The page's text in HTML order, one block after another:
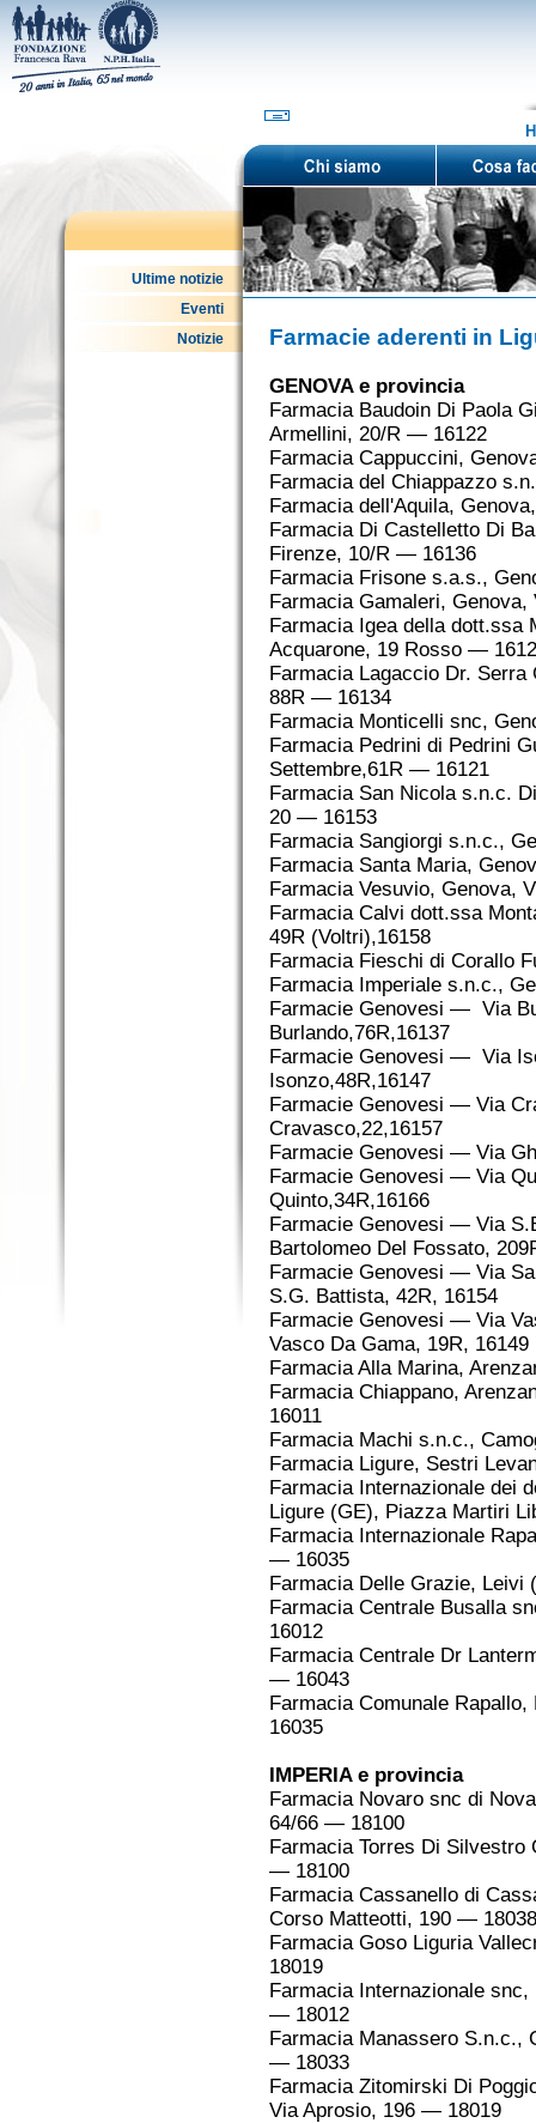
Ultime notizie
Eventi
Notizie
Farmacie aderenti in
GENOVA e provincia
Farmacia Baudoin Di Paola
Armellini, 20/R — 16122
Farmacia Cappuccini,
Farmacia del Chiappazzo
Farmacia dell'Aquila,
Farmacia Di Castelletto Di
Firenze, 10/R — 16136
Farmacia Frisone s.a.s.,
Farmacia Gamaleri,
Farmacia Igea della dott.ssa
Acquarone, 19 Rosso —
Farmacia Lagaccio Dr.
88R — 16134
Farmacia Monticelli snc,
Farmacia Pedrini di Pedrini
Settembre,61R — 16121
Farmacia San Nicola s.n.c.
20 — 16153
Farmacia Sangiorgi s.n.c.,
Farmacia Santa Maria,
Farmacia Vesuvio, Genova,
Farmacia Calvi dott.ssa
49R (Voltri),16158
Farmacia Fieschi di Corallo
Farmacia Imperiale s.n.c.,
Farmacie Genovesi — Via
Burlando,76R,16137
Farmacie Genovesi — Via
Isonzo,48R,16147
Farmacie Genovesi — Via
Cravasco,22,16157
Farmacie Genovesi — Via
Farmacie Genovesi — Via
Quinto,34R,16166
Farmacie Genovesi — Via
Bartolomeo Del Fossato,
Farmacie Genovesi — Via
S.G. Battista, 42R, 16154
Farmacie Genovesi — Via
Vasco Da Gama, 19R, 16149
Farmacia Alla Marina,
Farmacia Chiappano,
16011
Farmacia Machi s.n.c.,
Farmacia Ligure, Sestri
Farmacia Internazionale dei
Ligure (GE), Piazza Martiri
Farmacia Internazionale
— 16035
Farmacia Delle Grazie,
Farmacia Centrale Busalla
16012
Farmacia Centrale Dr
— 16043
Farmacia Comunale
16035
IMPERIA e provincia
Farmacia Novaro snc di
64/66 — 18100
Farmacia Torres Di Silvestro
— 18100
Farmacia Cassanello di
Corso Matteotti, 190 — 18038
Farmacia Goso Liguria
18019
Farmacia Internazionale
— 18012
Farmacia Manassero S.n.c.,
— 18033
Farmacia Zitomirski Di
Via Aprosio, 196 — 18019